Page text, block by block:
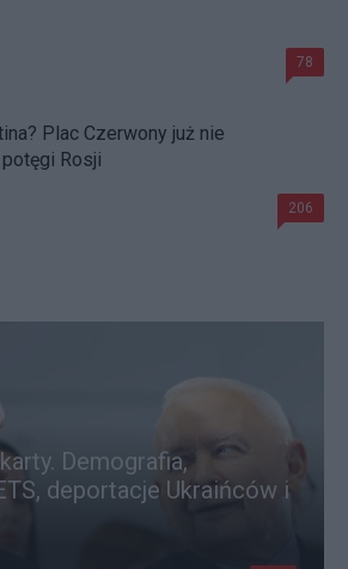
78
Plac Czerwony już nie
Rosji
206
Demografia,
deportacje Ukraińców i